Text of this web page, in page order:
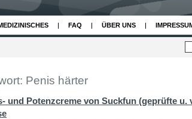
FAQ ÜBER UNS
Penis härter
und Potenzcreme von Suckfun (geprüfte u.